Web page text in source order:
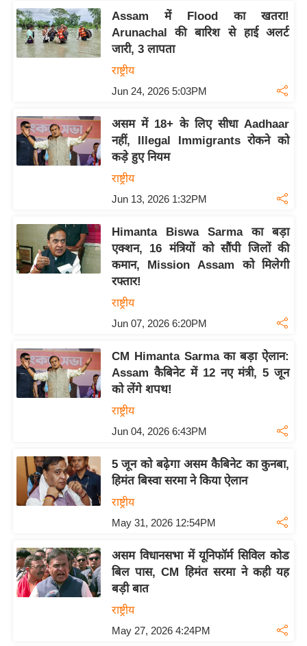
I
P
L
2
6
क्रा
इ
पे
प
र
बे
मि
सा
यं
डि
या
सा
Assam में Flood का खतरा!
Arunachal की बारिश से हाई अलर्ट
जारी, 3 लापता
राष्ट्रीय
Jun 24, 2026 5:03PM
असम में 18+ के लिए सीधा Aadhaar
नहीं, Illegal Immigrants रोकने को
कड़े हुए नियम
राष्ट्रीय
Jun 13, 2026 1:32PM
Himanta Biswa Sarma का बड़ा
एक्शन, 16 मंत्रियों को सौंपी जिलों की
कमान, Mission Assam को मिलेगी
रफ्तार!
राष्ट्रीय
Jun 07, 2026 6:20PM
CM Himanta Sarma का बड़ा ऐलान:
Assam कैबिनेट में 12 नए मंत्री, 5 जून
को लेंगे शपथ!
राष्ट्रीय
Jun 04, 2026 6:43PM
5 जून को बढ़ेगा असम कैबिनेट का कुनबा,
हिमंत बिस्वा सरमा ने किया ऐलान
राष्ट्रीय
May 31, 2026 12:54PM
असम विधानसभा में यूनिफॉर्म सिविल कोड
बिल पास, CM हिमंत सरमा ने कही यह
बड़ी बात
राष्ट्रीय
May 27, 2026 4:24PM